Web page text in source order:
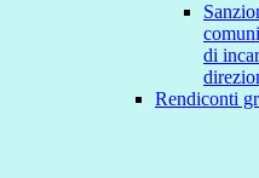
di
Rendiconti